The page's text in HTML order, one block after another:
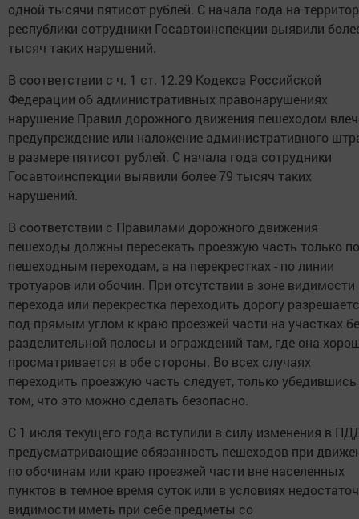
одной тысячи пятисот рублей. С начала года на
республики сотрудники Госавтоинспекции выявили
тысяч таких нарушений.
В соответствии с ч. 1 ст. 12.29 Кодекса Российской
Федерации об административных правонарушениях
нарушение Правил дорожного движения пешеходом
предупреждение или наложение административного
в размере пятисот рублей. С начала года сотрудники
Госавтоинспекции выявили более 79 тысяч таких
нарушений.
В соответствии с Правилами дорожного движения
пешеходы должны пересекать проезжую часть только по
пешеходным переходам, а на перекрестках - по линии
тротуаров или обочин. При отсутствии в зоне видимости
перехода или перекрестка переходить дорогу
под прямым углом к краю проезжей части на участках
разделительной полосы и ограждений там, где она
просматривается в обе стороны. Во всех случаях
переходить проезжую часть следует, только
том, что это можно сделать безопасно.
С 1 июля текущего года вступили в силу изменения в
предусматривающие обязанность пешеходов при
по обочинам или краю проезжей части вне населенных
пунктов в темное время суток или в условиях
видимости иметь при себе предметы со